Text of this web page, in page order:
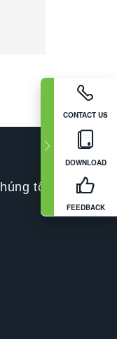
CONTACT US
DOWNLOAD
FEEDBACK
tôi